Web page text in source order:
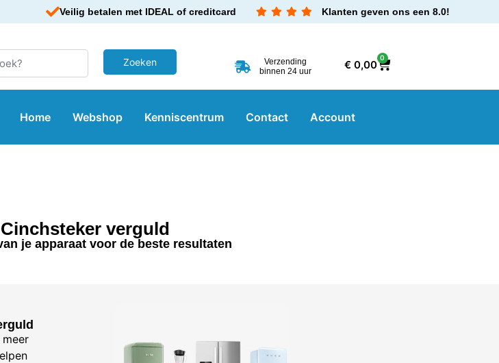
Veilig betalen met IDEAL of creditcard Klanten geven ons een 8.0!
Verzending
binnen 24 uur
€0,00
0
Home Webshop Kenniscentrum Contact Account
verguld
je apparaat voor de beste resultaten